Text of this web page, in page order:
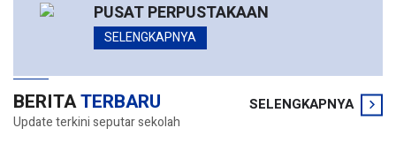
PUSAT PERPUSTAKAAN
SELENGKAPNYA
BERITATERBARU
Update terkini seputar sekolah
SELENGKAPNYA